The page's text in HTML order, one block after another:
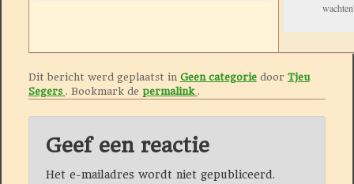
Dit bericht werd geplaatst in Geen categoriedoor Tjeu
Segers . Bookmark de permalink .
Geef een reactie
Het e-mailadres wordt niet gepubliceerd.